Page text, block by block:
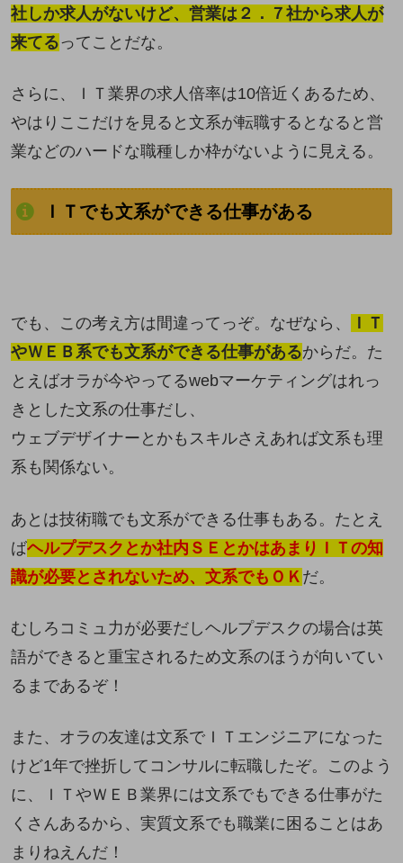
社しか求人がないけど、営業は２．７社から求人が
来てるってことだな。
さらに、ＩＴ業界の求人倍率は10倍近くあるため、
やはりここだけを見ると文系が転職するとなると営
業などのハードな職種しか枠がないように見える。
ＩＴでも文系ができる仕事がある
でも、この考え方は間違ってっぞ。なぜなら、
ＩＴ
やＷＥＢ系でも文系ができる仕事があるからだ。た
とえばオラが今やってるwebマーケティングはれっ
きとした文系の仕事だし、
ウェブデザイナーとかもスキルさえあれば文系も理
系も関係ない。
あとは技術職でも文系ができる仕事もある。たとえ
ばヘルプデスクとか社内ＳＥとかはあまりＩＴの知
識が必要とされないため、文系でもＯＫ だ。
むしろコミュ力が必要だしヘルプデスクの場合は英
語ができると重宝されるため文系のほうが向いてい
るまであるぞ！
また、オラの友達は文系でＩＴエンジニアになった
けど1年で挫折してコンサルに転職したぞ。このよう
に、ＩＴやＷＥＢ業界には文系でもできる仕事がた
くさんあるから、実質文系でも職業に困ることはあ
まりねえんだ！